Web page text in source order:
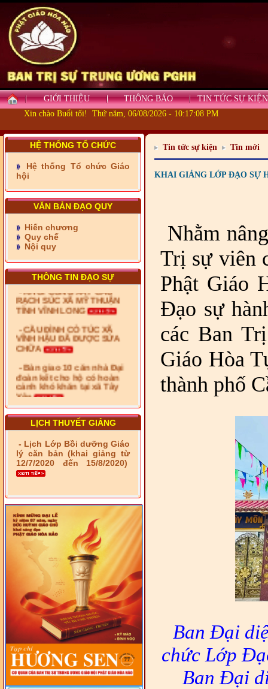
GIỚI THIỆU THÔNG BÁO
TIN TỨC SỰ KIỆN
Xin chào Buổi tối! Thứ năm, 06/08/2026 - 10:17:10 PM
HỆ THỐNG TỔ CHỨC
Hệ thống Tổ chức Giáo
hội
VĂN BẢN ĐẠO QUY
Hiến chương
Quy chế
Nội quy
THÔNG TIN ĐẠO SỰ
- Những tấm lòng thiện
- BAN TRỊ SỰ XÃ ĐẠI
PHƯỚC TỈNH ĐỒNG NAI
TIẾP SỨC ĐẾN TRƯỜNG
- Xã Châu Phú khánh
thành cầu Kênh 7 - Nam
kênh Quốc Gia
- Xã Phú Lâm bàn giao 9
căn nhà Đại đoàn kết
RẠCH SÚC XÃ MỸ THUẬN
TỈNH VĨNH LONG
- CẦU ĐÌNH CỎ TÚC XÃ
VĨNH HẬU ĐÃ ĐƯỢC SỬA
CHỮA
- Bàn giao 10 căn nhà Đại
đoàn kết cho hộ có hoàn
cảnh khó khăn tại xã Tây
Yên
- LỄ RA QUÂN DẬM VÁ,
THÔNG NÔNG THÔN (XÃ
PHÚ THỌ)
- LỚP TẬP HUẤN LỊCH SỬ,
PHÁP LUẬT VIỆT NAM VÀ
HIẾN CHƯƠNG GIÁO HỘI
PGHH NHIỆM KỲ VI (2024-
2029) CHO TRỊ SỰ VIÊN
DIỆN TỈNH VÀ GIÁO LÝ
VIÊN - CHUYÊN ĐỀ: NHỮNG
VẤN ĐỀ CHUNG VỀ PHÁP
LUẬT VÀ HỆ THỐNG PHÁP
LUẬT VIỆT NAM
- LỚP TẬP HUẤN LỊCH SỬ,
PHÁP LUẬT VIỆT NAM VÀ
HIẾN CHƯƠNG GIÁO HỘI
PGHH NHIỆM KỲ VI (2024-
2029) CHO TRỊ SỰ VIÊN
TRUNG ƯƠNG, BAN ĐẠI
DIỆN TỈNH VÀ GIÁO LÝ
VIÊN - CHUYÊN ĐỀ: SỰ RA
ĐỜI, BẢN CHẤT, CHỨC
NĂNG VÀ HÌNH THỨC CỦA
NƯỚC CHXHCN VIỆT NAM
LỊCH THUYẾT GIẢNG
- Lịch Lớp Bồi dưỡng Giáo
lý căn bản (khai giảng từ
12/7/2020 đến 15/8/2020)
Tin tức sự kiện Tin mới
KHAI GIẢNG LỚP ĐẠO SỰ
Nhằm
Trị sự viên
Phật Giáo
Đạo sự
các Ban
Giáo Hòa
thành phố
Ban Đại
chức Lớp
Ban Đại